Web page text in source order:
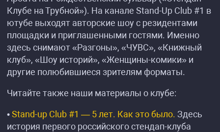
Клубе на Трубной»). На канале Stand-Up Club #1 в
ютубе выходят авторские шоу с резидентами
площадки и приглашенными гостями. Именно
здесь снимают «Разгоны», «ЧУВС», «Книжный
клуб», «Шоу историй», «Женщины-комики» и
другие полюбившиеся зрителям форматы.
Читайте также наши материалы о клубе:
•Stand-up Club #1 — 5 лет. Как это было. Здесь
история первого российского стендап-клуба